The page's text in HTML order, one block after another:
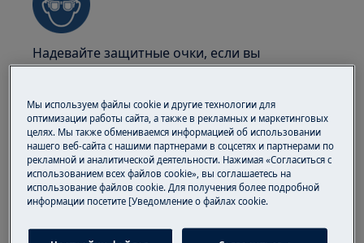
Надевайте защитные очки, если вы
выполняете работы по обслуживанию или
ВНИМАНИЕ!ОПАСНОСТЬ ЗАЩЕМЛЕНИЯ
Мы используем файлы cookie и другие технологии для
оптимизации работы сайта, а также в рекламных и маркетинговых
целях. Мы также обмениваемся информацией об использовании
нашего веб-сайта с нашими партнерами в соцсетях и партнерами по
рекламной и аналитической деятельности. Нажимая «Согласиться с
использованием всех файлов cookie», вы соглашаетесь на
использование файлов cookie. Для получения более подробной
информации посетите [Уведомление о файлах cookie.